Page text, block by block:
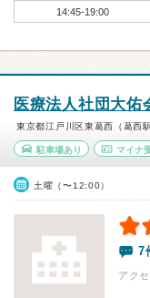
14:45-19:00
医療法人社団大佑
東京都江戸川区東葛西（葛西駅
駐車場あり マイナ
土曜（〜12:00）
7
アク